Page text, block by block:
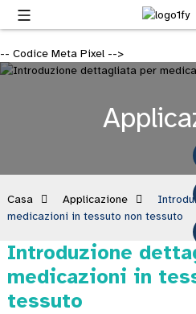
-- Codice Meta Pixel -->
Casa Applicazione
medicazioni in tessuto non tessuto
Introduzione
medicazioni in
tessuto